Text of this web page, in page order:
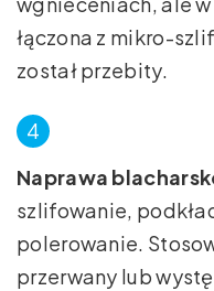
łączona z mikro-
został przebity.
Naprawa
szlifowanie,
polerowanie.
przerwany lub